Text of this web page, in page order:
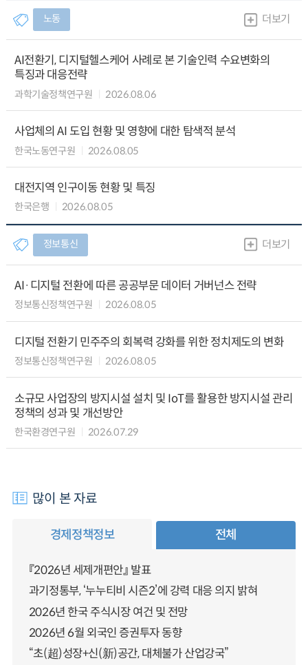
노동 더보기
AI전환기, 디지털헬스케어 사례로 본 기술인력 수요변화의
특징과 대응전략
과학기술정책연구원 2026.08.06
사업체의 AI 도입 현황 및 영향에 대한 탐색적 분석
한국노동연구원 2026.08.05
대전지역 인구이동 현황 및 특징
한국은행 2026.08.05
정보통신 더보기
AI·디지털 전환에 따른 공공부문 데이터 거버넌스 전략
정보통신정책연구원 2026.08.05
디지털 전환기 민주주의 회복력 강화를 위한 정치제도의 변화
정보통신정책연구원 2026.08.05
소규모 사업장의 방지시설 설치 및 IoT를 활용한 방지시설 관리
정책의 성과 및 개선방안
한국환경연구원 2026.07.29
많이 본 자료
경제정책정보 전체
『2026년 세제개편안』 발표
과기정통부, ‘누누티비 시즌2’에 강력 대응 의지 밝혀
2026년 한국 주식시장 여건 및 전망
2026년 6월 외국인 증권투자 동향
“초(超)성장+신(新)공간, 대체불가 산업강국”